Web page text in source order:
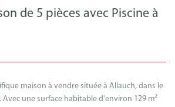
de 5 pièces avec Piscine à
maison à vendre située à Allauch, dans le
une surface habitable d'environ 129 m²